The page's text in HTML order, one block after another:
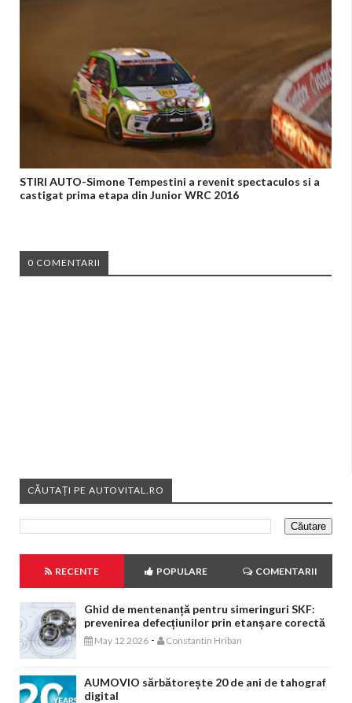
STIRI AUTO-Simone Tempestini a revenit spectaculos si a
castigat prima etapa din Junior WRC 2016
0 COMENTARII
CĂUTAȚI PE AUTOVITAL.RO
RECENTE POPULARE COMENTARII
Ghid de mentenanță pentru simeringuri SKF:
prevenirea defecțiunilor prin etanșare corectă
May 12 2026 - Constantin Hriban
AUMOVIO sărbătorește 20 de ani de tahograf
digital